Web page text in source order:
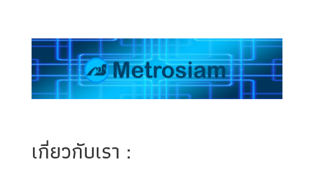
เกี่ยวกับเรา :